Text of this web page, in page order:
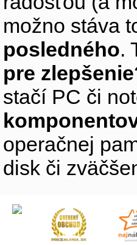
možno stáva
posledného.
pre
stačí PC či
operačnej
disk či